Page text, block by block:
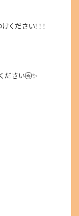
ださい！！！
ださい🚰✨